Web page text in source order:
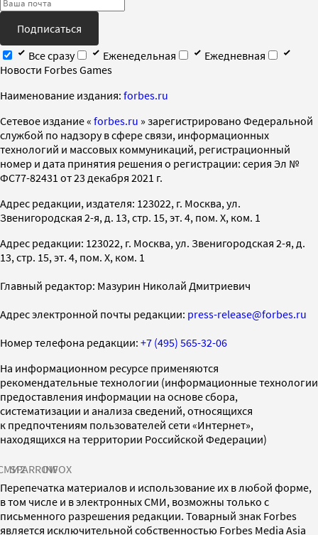
Подписаться
Все сразу
Еженедельная
Ежедневная
Новости Forbes Games
Наименование издания: forbes.ru
Cетевое издание « forbes.ru » зарегистрировано Федеральной
службой по надзору в сфере связи, информационных
технологий и массовых коммуникаций, регистрационный
номер и дата принятия решения о регистрации: серия Эл №
ФС77-82431 от 23 декабря 2021 г.
Адрес редакции, издателя: 123022, г. Москва, ул.
Звенигородская 2-я, д. 13, стр. 15, эт. 4, пом. X, ком. 1
Адрес редакции: 123022, г. Москва, ул. Звенигородская 2-я, д.
13, стр. 15, эт. 4, пом. X, ком. 1
Главный редактор: Мазурин Николай Дмитриевич
Адрес электронной почты редакции: press-release@forbes.ru
Номер телефона редакции: +7 (495) 565-32-06
На информационном ресурсе применяются
рекомендательные технологии (информационные технологии
предоставления информации на основе сбора,
систематизации и анализа сведений, относящихся
к предпочтениям пользователей сети «Интернет»,
находящихся на территории Российской Федерации)
SPARROWINFOX
Перепечатка материалов и использование их в любой форме,
в том числе и в электронных СМИ, возможны только с
письменного разрешения редакции. Товарный знак Forbes
является исключительной собственностью Forbes Media Asia